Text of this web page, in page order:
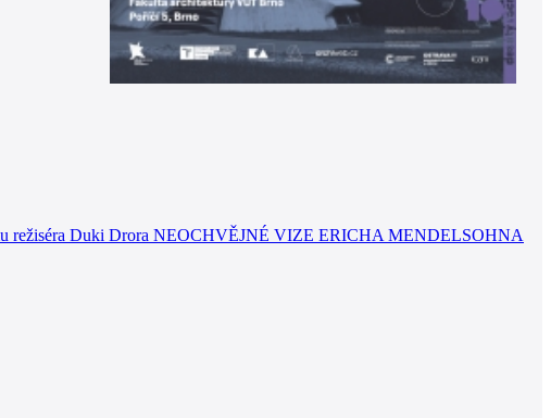
režiséra Duki Drora NEOCHVĚJNÉ VIZE ERICHA MENDELSOHNA